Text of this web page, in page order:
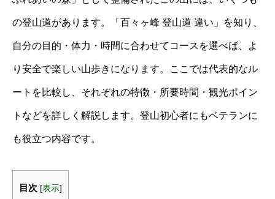
の登山道があります。「百々ヶ峰 登山道 違い」を知り、
自分の目的・体力・時間に合わせてコースを選べば、よ
り安全で楽しい山歩きになります。ここでは代表的なル
ートを比較し、それぞれの特徴・所要時間・観光ポイン
トなどを詳しく解説します。登山初心者にもベテランに
も役立つ内容です。
目次 [表示]